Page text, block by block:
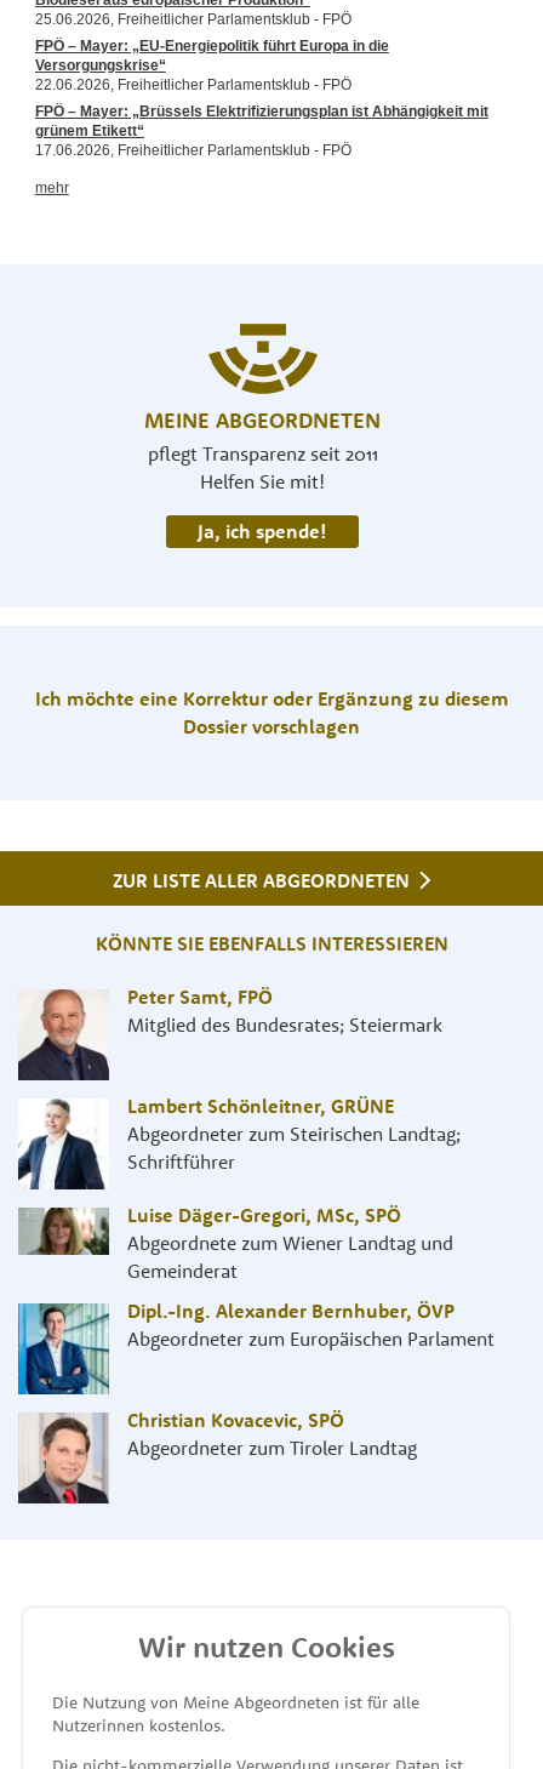
MEINE ABGEORDNETEN
pflegt Transparenz seit 2011
Helfen Sie mit!
Ja, ich spende!
Ich möchte eine Korrektur oder Ergänzung zu diesem
Dossier vorschlagen
ZUR LISTE ALLER ABGEORDNETEN
KÖNNTE SIE EBENFALLS INTERESSIEREN
Peter Samt, FPÖ
Mitglied des Bundesrates; Steiermark
Lambert Schönleitner, GRÜNE
Abgeordneter zum Steirischen Landtag;
Schriftführer
Luise Däger-Gregori, MSc, SPÖ
Abgeordnete zum Wiener Landtag und
Gemeinderat
Dipl.-Ing. Alexander Bernhuber, ÖVP
Abgeordneter zum Europäischen Parlament
Christian Kovacevic, SPÖ
Abgeordneter zum Tiroler Landtag
MEINE ABGEORDNETEN
unterstützt von
Wir nutzen Cookies
Die Nutzung von Meine Abgeordneten ist für alle
Nutzerinnen kostenlos.